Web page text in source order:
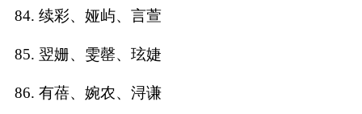
84. 续彩、娅屿、言萱
85. 翌姗、雯罄、玹婕
86. 有蓓、婉农、浔谦